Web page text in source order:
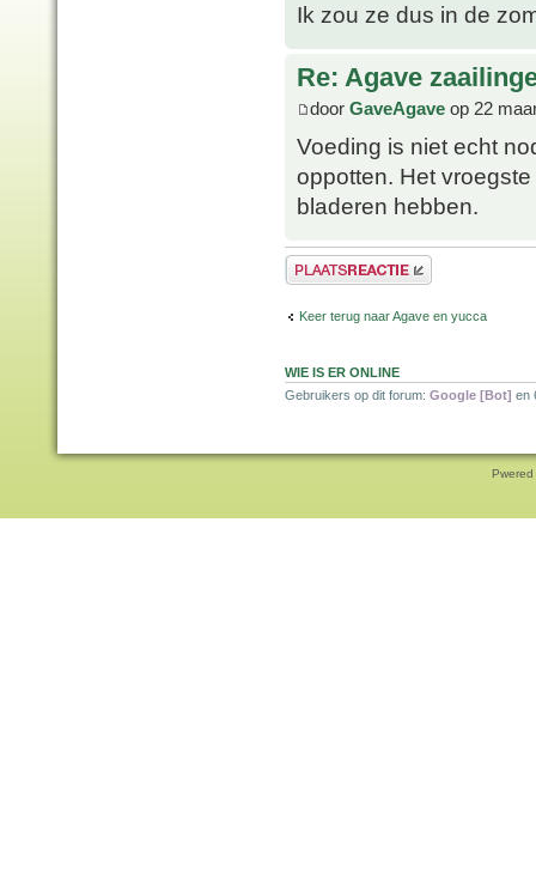
Ik zou ze dus in de
Re: Agave
door GaveAgave op 22
Voeding is niet echt
oppotten. Het
bladeren hebben.
Plaats een reactie
Keer terug naar Agave en yucca
WIE IS ER ONLINE
Gebruikers op dit forum: Google [Bot] en